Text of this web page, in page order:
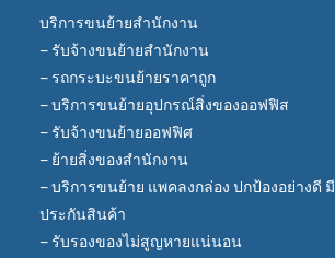
บริการขนย้ายสำนักงาน
– รับจ้างขนย้ายสำนักงาน
– รถกระบะขนย้ายราคาถูก
– บริการขนย้ายอุปกรณ์สิ่งของออฟฟิส
– รับจ้างขนย้ายออฟฟิศ
– ย้ายสิ่งของสำนักงาน
– บริการขนย้าย แพคลงกล่อง ปกป้องอย่างดี มี
ประกันสินค้า
– รับรองของไม่สูญหายแน่นอน